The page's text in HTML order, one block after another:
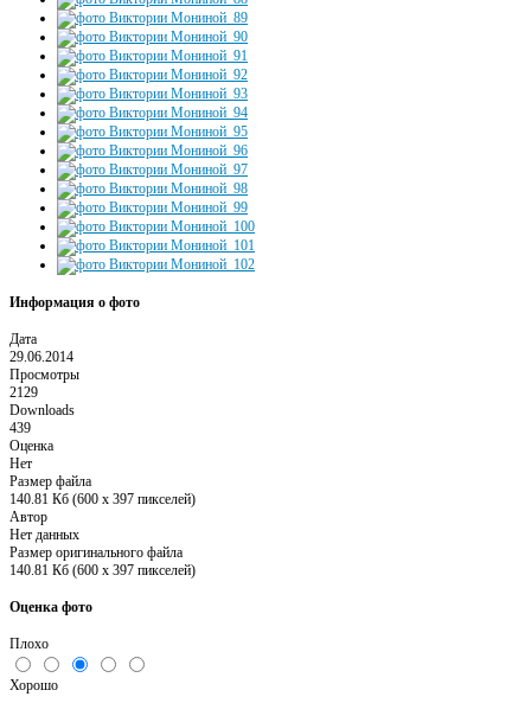
Информация о фото
Дата
29.06.2014
Просмотры
2129
Downloads
439
Оценка
Нет
Размер файла
140.81 Кб (600 x 397 пикселей)
Автор
Нет данных
Размер оригинального файла
140.81 Кб (600 x 397 пикселей)
Оценка фото
Плохо
Хорошо